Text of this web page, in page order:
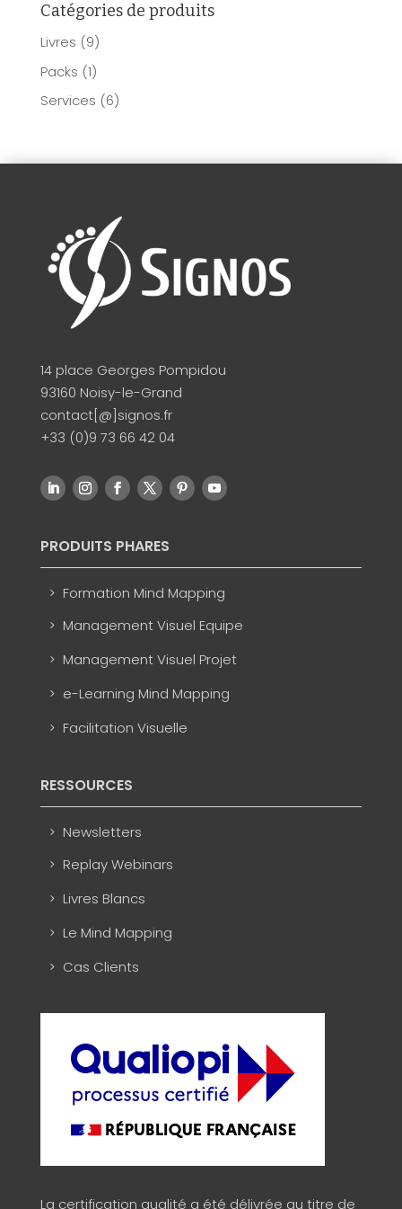
Catégories de produits
Livres (9)
Packs (1)
Services (6)
14 place Georges Pompidou
93160 Noisy-le-Grand
contact[@]signos.fr
+33 (0)9 73 66 42 04
PRODUITS PHARES
Formation Mind Mapping
Management Visuel Equipe
Management Visuel Projet
e-Learning Mind Mapping
Facilitation Visuelle
RESSOURCES
Newsletters
Replay Webinars
Livres Blancs
Le Mind Mapping
Cas Clients
La certification qualité a été délivrée au titre de